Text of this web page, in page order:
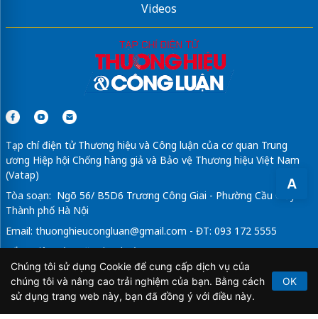
A
chất lượng cao
Căn hộ Khải Hoàn Imperial
Videos
Tạp chí điện tử Thương hiệu và Công luận của cơ quan Trung
ương Hiệp hội Chống hàng giả và Bảo vệ Thương hiệu Việt Nam
(Vatap)
Tòa soạn: Ngõ 56/ B5D6 Trương Công Giai - Phường Cầu Giấy -
Thành phố Hà Nội
Email: thuonghieucongluan@gmail.com - ĐT: 093 172 5555
Tổng Biên Tập: Vũ Đức Thuận
Giấy phép hoạt động báo chí điện tử số 64/GP-BTTTT do Bộ
Thông tin và Truyền thông cấp ngày 21/2/2020.
Chúng tôi sử dụng Cookie để cung cấp dịch vụ của
chúng tôi và nâng cao trải nghiệm của bạn. Bằng cách
sử dụng trang web này, bạn đã đồng ý với điều này.
OK